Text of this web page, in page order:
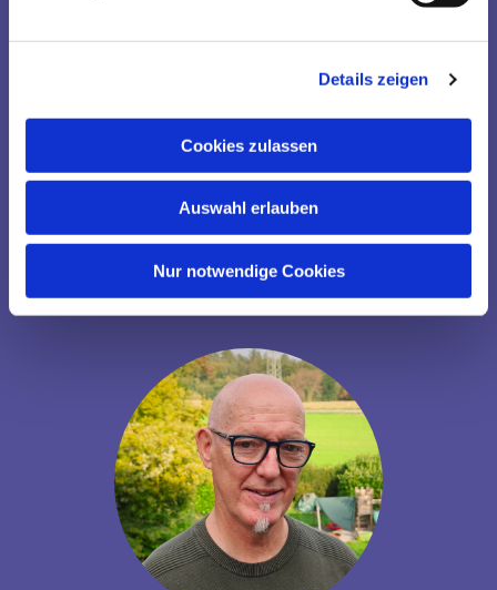
Details zeigen
Cookies zulassen
Auswahl erlauben
Nur notwendige Cookies
Monika Tjaden, 56
Beruf:
Außendienst eines medizinischen Labors
Bisherige Gemeinde:
Welper-Blankenstein